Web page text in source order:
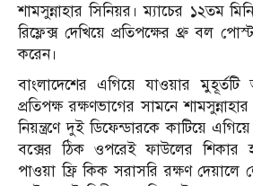
শামসুন্নাহার সিনিয়র। ম্যাচের ১২তম
রিফ্লেক্স দেখিয়ে প্রতিপক্ষের থ্রু বল
করেন।
বাংলাদেশের এগিয়ে যাওয়ার মুহূর্তটি
প্রতিপক্ষ রক্ষণভাগের সামনে
নিয়ন্ত্রণে দুই ডিফেন্ডারকে কাটিয়ে
বক্সের ঠিক ওপরেই ফাউলের
পাওয়া ফ্রি কিক সরাসরি রক্ষণ দেয়ালে